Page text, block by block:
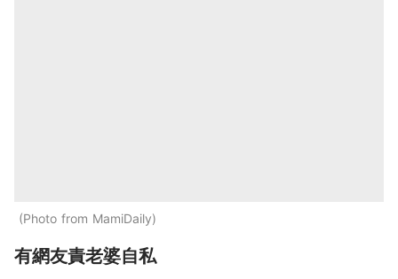
Photo from MamiDaily
有網友責老婆自私